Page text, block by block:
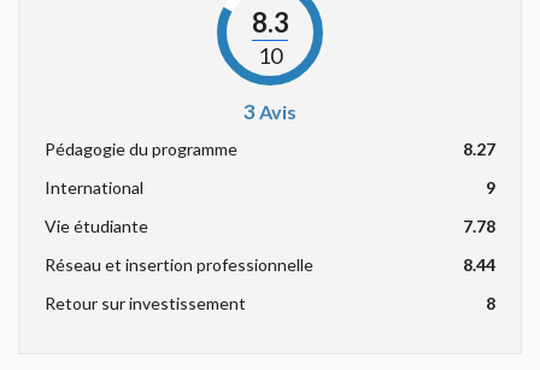
8.3
10
3Avis
Pédagogie du programme
8.27
International
9
Vie étudiante
7.78
Réseau et insertion professionnelle
8.44
Retour sur investissement
8